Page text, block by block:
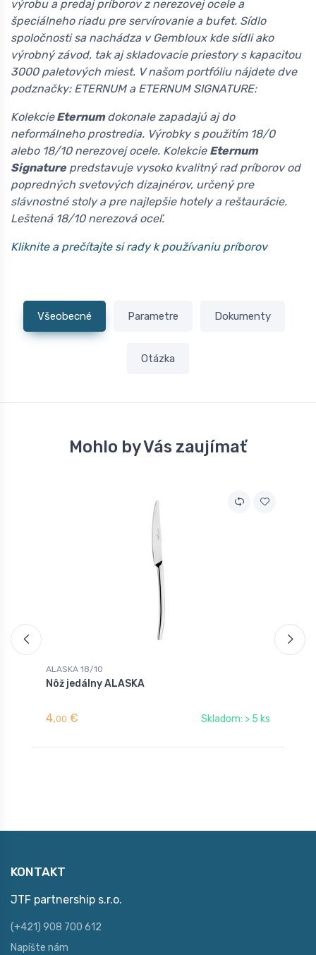
výrobu a predaj príborov z nerezovej ocele a
špeciálneho riadu pre servírovanie a bufet. Sídlo
spoločnosti sa nachádza v Gembloux kde sídli ako
výrobný závod, tak aj skladovacie priestory s kapacitou
3000 paletových miest. V našom portfóliu nájdete dve
podznačky: ETERNUM a ETERNUM SIGNATURE:
KolekcieEternumdokonale zapadajú aj do
neformálneho prostredia. Výrobky s použitím 18/0
alebo 18/10 nerezovej ocele. Kolekcie Eternum
Signaturepredstavuje vysoko kvalitný rad príborov od
popredných svetových dizajnérov, určený pre
slávnostné stoly a pre najlepšie hotely a reštaurácie.
Leštená 18/10 nerezová oceľ.
Kliknite a prečítajte si rady k používaniu príborov
Všeobecné Parametre Dokumenty
Otázka
Mohlo by Vás zaujímať
ALASKA 18/10
Nôž jedálny ALASKA
4,00 € Skladom: > 5 ks
KONTAKT
JTF partnership s.r.o.
(+421) 908 700 612
Napíšte nám